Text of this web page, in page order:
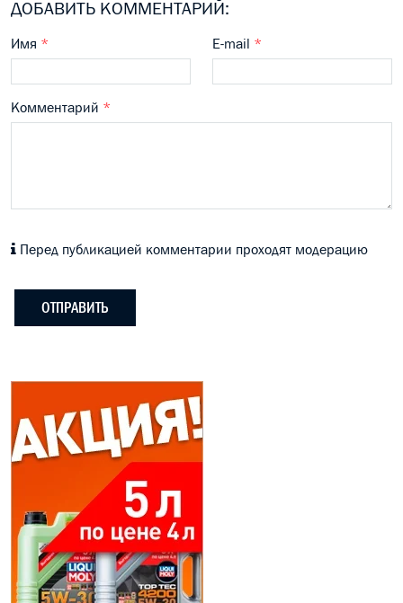
ДОБАВИТЬ КОММЕНТАРИЙ:
Имя * E-mail *
Комментарий *
Перед публикацией комментарии проходят модерацию
ОТПРАВИТЬ